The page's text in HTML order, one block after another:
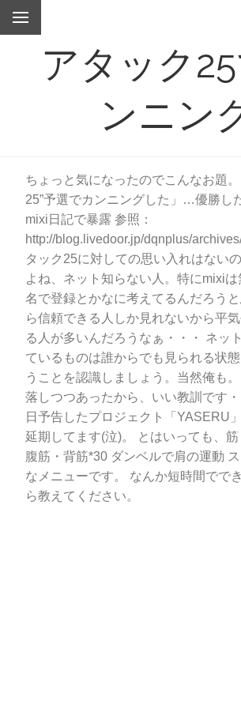
アタック
ンニン
ちょっと気になったのでこんなお題。
25”予選でカンニングした」…優勝し
mixi日記で暴露 参照：
http://blog.livedoor.jp/dqnplus/
タック25に対しての思い入れはない
よね、ネット知らない人。特にmixi
名で登録とかなに考えてるんだろう
ら信頼できる人しか見れないから平
る人が多いんだろうなぁ・・・ ネッ
ているものは誰からでも見られる状
うことを認識しましょう。当然俺も
落しつつあったから、いい教訓です
日予告したプロジェクト「YASERU
延期してます(泣)。 とはいっても、筋
腹筋・背筋*30 ダンベルで肩の運動
なメニューです。 なんか短時間でで
ら教えてください。